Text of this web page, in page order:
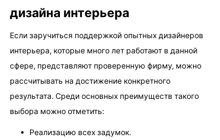
дизайна интерьера
Если заручиться поддержкой опытных дизайнеров
интерьера, которые много лет работают в данной
сфере, представляют проверенную фирму, можно
рассчитывать на достижение конкретного
результата. Среди основных преимуществ такого
выбора можно отметить:
Реализацию всех задумок.